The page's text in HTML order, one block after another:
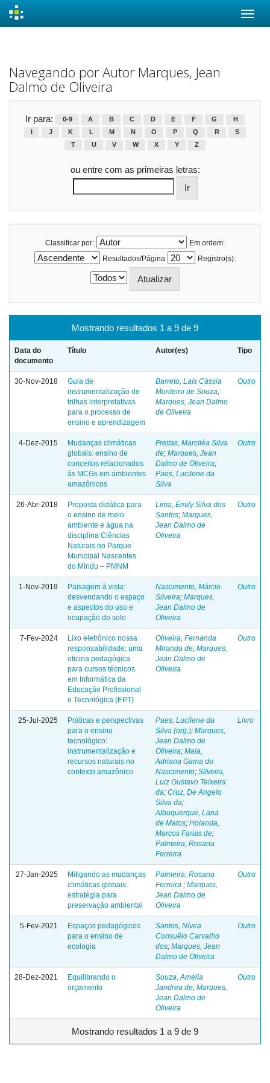
Navegando por Autor Marques, Jean
Dalmo de Oliveira
Ir para: 0-9 A B C D E F G
H
J K L M N O P Q R
S
T
U V W X Y Z
ou entre com as primeiras letras:
Classificar por:
Em ordem:
Resultados/Página
Registro(s):
Mostrando resultados 1 a 9 de 9
Data do
documento
Título Autor(es) Tipo
30-Nov-2018
Guia de
instrumentalização de
trilhas interpretativas
para o processo de
ensino e aprendizagem
Barreto, Laís Cássia
Monteiro de Souza;
Marques, Jean Dalmo
de Oliveira
Outro
4-Dez-2015
Mudanças climáticas
globais: ensino de
conceitos relacionados
às MCGs em ambientes
amazônicos
Freitas, Marciléa Silva
de; Marques, Jean
Dalmo de Oliveira;
Paes, Lucilene da
Silva
Outro
26-Abr-2018
Proposta didática para
o ensino de meio
ambiente e água na
disciplina Ciências
Naturais no Parque
Municipal Nascentes
do Mindu – PMNM
Lima, Emily Silva dos
Santos; Marques,
Jean Dalmo de
Oliveira
Outro
1-Nov-2019
Paisagem à vista:
desvendando o espaço
e aspectos do uso e
ocupação do solo
Nascimento, Márcio
Silveira; Marques,
Jean Dalmo de
Oliveira
Outro
7-Fev-2024
Lixo eletrônico nossa
responsabilidade: uma
oficina pedagógica
para cursos técnicos
em Informática da
Educação Profissional
e Tecnológica (EPT)
Oliveira, Fernanda
Miranda de; Marques,
Jean Dalmo de
Oliveira
Outro
25-Jul-2025
Práticas e perspectivas
para o ensino
tecnológico:
instrumentalização e
recursos naturais no
contexto amazônico
Paes, Lucilene da
Silva (org.); Marques,
Jean Dalmo de
Oliveira; Maia,
Adriana Gama do
Nascimento; Silveira,
Luiz Gustavo Teixeira
da; Cruz, De Angelo
Silva da;
Albuquerque, Lana
de Matos; Holanda,
Marcos Farias de;
Palmeira, Rosana
Ferreira
Livro
27-Jan-2025
Mitigando as mudanças
climáticas globais:
estratégia para
preservação ambiental
Palmeira, Rosana
Ferreira. ; Marques,
Jean Dalmo de
Oliveira
Outro
5-Fev-2021
Espaços pedagógicos
para o ensino de
ecologia
Santos, Nívea
Consuêlo Carvalho
dos; Marques, Jean
Dalmo de Oliveira
Outro
28-Dez-2021
Equilibrando o
orçamento
Souza, Amélia
Jandrea de; Marques,
Jean Dalmo de
Oliveira
Outro
Mostrando resultados 1 a 9 de 9